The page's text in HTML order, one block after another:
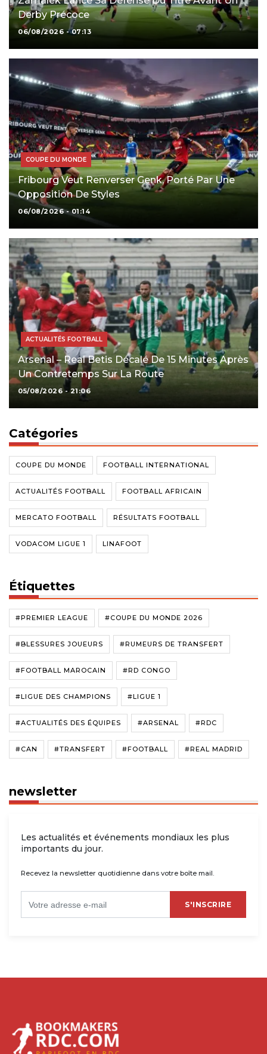
Derby Précoce
06/08/2026 - 07:13
COUPE DU MONDE
Fribourg Veut Renverser Genk, Porté Par Une
Opposition De Styles
06/08/2026 - 01:14
ACTUALITÉS FOOTBALL
Arsenal – Real Betis Décalé De 15 Minutes Après
Un Contretemps Sur La Route
05/08/2026 - 21:06
Catégories
COUPE DU MONDE FOOTBALL INTERNATIONAL
ACTUALITÉS FOOTBALL FOOTBALL AFRICAIN
MERCATO FOOTBALL RÉSULTATS FOOTBALL
VODACOM LIGUE 1 LINAFOOT
Étiquettes
#PREMIER LEAGUE #COUPE DU MONDE 2026
#BLESSURES JOUEURS #RUMEURS DE TRANSFERT
#FOOTBALL MAROCAIN #RD CONGO
#LIGUE DES CHAMPIONS #LIGUE 1
#ACTUALITÉS DES ÉQUIPES #ARSENAL #RDC
#CAN #TRANSFERT #FOOTBALL #REAL MADRID
newsletter
Les actualités et événements mondiaux les plus
importants du jour.
Recevez la newsletter quotidienne dans votre boîte mail.
S'INSCRIRE